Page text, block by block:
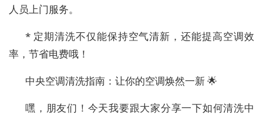
人员上门服务。
* 定期清洗不仅能保持空气清新，还能提高空调效
率，节省电费哦！
中央空调清洗指南：让你的空调焕然一新 🌟
嘿，朋友们！今天我要跟大家分享一下如何清洗中